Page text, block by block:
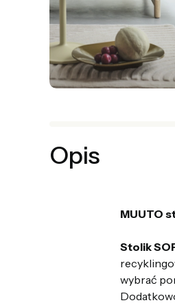
Opis
MUUTO
Stolik
wybrać